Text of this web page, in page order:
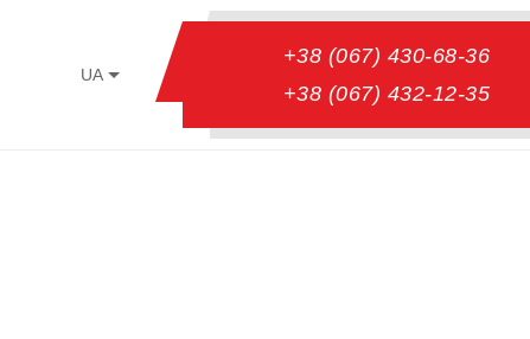
UA
+38 (067) 430-68-36
+38 (067) 432-12-35